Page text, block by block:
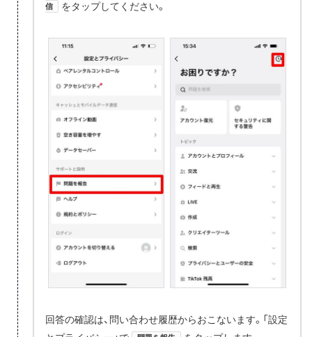
信 をタップしてください。
回答の確認は、問い合わせ履歴からおこないます。「設定